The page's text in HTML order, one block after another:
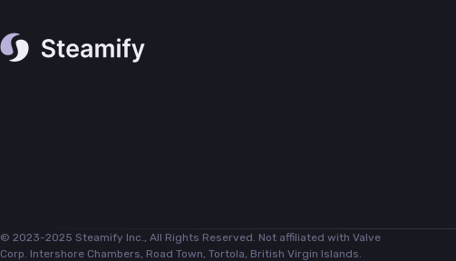
© 2023-2025 Steamify Inc., All Rights Reserved. Not affiliated with Valve
Corp. Intershore Chambers, Road Town, Tortola, British Virgin Islands.